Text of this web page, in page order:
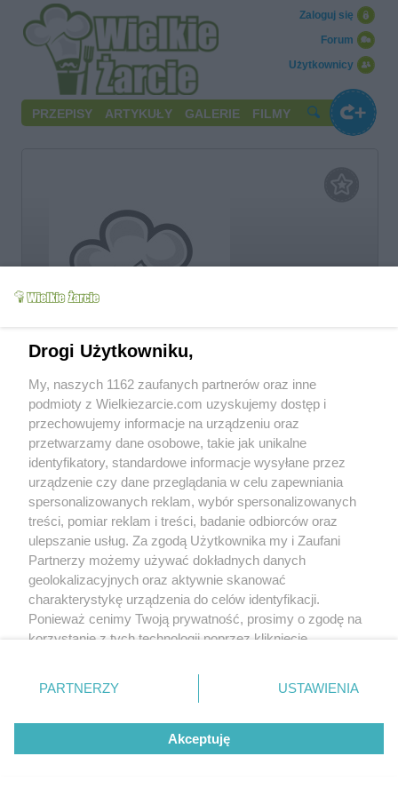
Użytkownicy
Forum
Zaloguj się
PRZEPISY ARTYKUŁY GALERIE FILMY
Wyślij do mnie wiadomość Obserwuj mnie
Od kiedy z nami:
2007-11-27
Status:
aktywny (offline)
Forum posts:
0
Sent comments:
11
Last comments:
0
Wyróżnienia
Recommended:0
In favorites:
Followers:0
Wersja mobilna
Drogi Użytkowniku,
My, naszych 1162 zaufanych partnerów oraz inne
podmioty z Wielkiezarcie.com uzyskujemy dostęp i
przechowujemy informacje na urządzeniu oraz
przetwarzamy dane osobowe, takie jak unikalne
identyfikatory, standardowe informacje wysyłane przez
urządzenie czy dane przeglądania w celu zapewniania
spersonalizowanych reklam, wybór spersonalizowanych
treści, pomiar reklam i treści, badanie odbiorców oraz
ulepszanie usług. Za zgodą Użytkownika my i Zaufani
Partnerzy możemy używać dokładnych danych
geolokalizacyjnych oraz aktywnie skanować
charakterystykę urządzenia do celów identyfikacji.
Ponieważ cenimy Twoją prywatność, prosimy o zgodę na
korzystanie z tych technologii poprzez kliknięcie
zmienić/wycofać klikając przycisk ustawień prywatności
znajdujący się w lewym dolnym rogu strony
rodzaje przetwarzania danych nie wymagają zgody
użytkownika, ale masz prawo sprzeciwić się takiemu
przetwarzaniu. Preferencje będą miały zastosowania tylko
PARTNERZY USTAWIENIA
Akceptuję